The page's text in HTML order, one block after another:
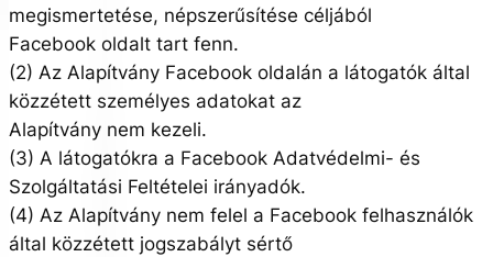
megismertetése, népszerűsítése céljából
Facebook oldalt tart fenn.
(2) Az Alapítvány Facebook oldalán a látogatók által
közzétett személyes adatokat az
Alapítvány nem kezeli.
(3) A látogatókra a Facebook Adatvédelmi- és
Szolgáltatási Feltételei irányadók.
(4) Az Alapítvány nem felel a Facebook felhasználók
által közzétett jogszabályt sértő